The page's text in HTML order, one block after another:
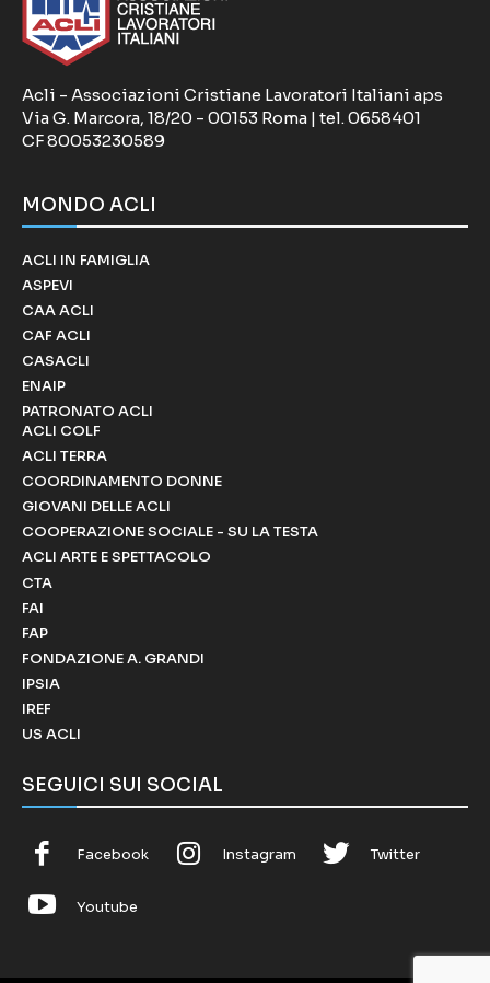
Acli - Associazioni Cristiane Lavoratori Italiani aps
Via G. Marcora, 18/20 - 00153 Roma | tel. 0658401
CF 80053230589
MONDO ACLI
ACLI IN FAMIGLIA
ASPEVI
CAA ACLI
CAF ACLI
CASACLI
ENAIP
PATRONATO ACLI
ACLI COLF
ACLI TERRA
COORDINAMENTO DONNE
GIOVANI DELLE ACLI
COOPERAZIONE SOCIALE - SU LA TESTA
ACLI ARTE E SPETTACOLO
CTA
FAI
FAP
FONDAZIONE A. GRANDI
IPSIA
IREF
US ACLI
SEGUICI SUI SOCIAL
Facebook Instagram Twitter
Youtube